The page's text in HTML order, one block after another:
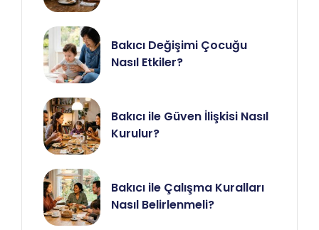
Bakıcı Değişimi Çocuğu
Nasıl Etkiler?
Bakıcı ile Güven İlişkisi Nasıl
Kurulur?
Bakıcı ile Çalışma Kuralları
Nasıl Belirlenmeli?